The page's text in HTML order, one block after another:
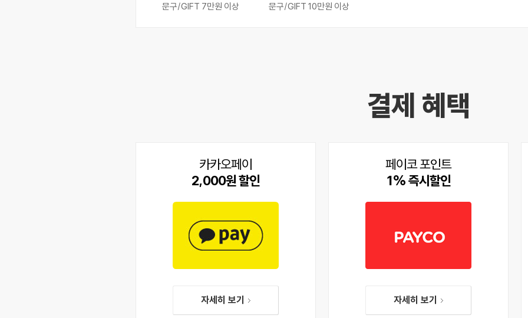
문구/GIFT 7만원 이상 문구/GIFT 10만원 이상
결제 혜택
카카오페이
2,000원 할인
자세히 보기
페이코 포인트
1% 즉시할인
자세히 보기